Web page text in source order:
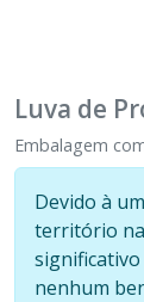
Luva de
Embalagem
Devido à
território
nenhum